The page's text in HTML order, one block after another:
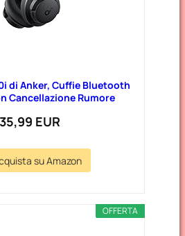
di Anker, Cuffie Bluetooth
Cancellazione Rumore
35,99 EUR
su Amazon
OFFERTA